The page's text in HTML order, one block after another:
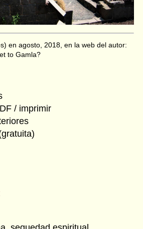
en agosto, 2018, en la web del autor:
to Gamla?
/ imprimir